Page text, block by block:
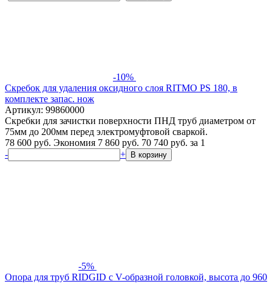
-10%
Скребок для удаления оксидного слоя RITMO PS 180, в
комплекте запас. нож
Артикул: 99860000
Скребки для зачистки поверхности ПНД труб диаметром от
75мм до 200мм перед электромуфтовой сваркой.
78 600 руб. Экономия 7 860 руб. 70 740 руб. за 1
-
+ В корзину
-5%
Опора для труб RIDGID c V-образной головкой, высота до 960